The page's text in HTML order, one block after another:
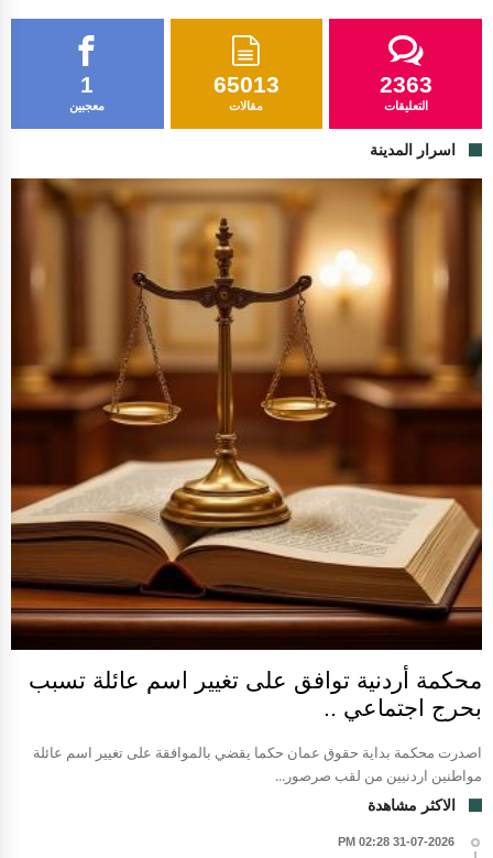
1
معجبين
65013
مقالات
2363
التعليقات
اسرار المدينة
محكمة أردنية توافق على تغيير اسم عائلة تسبب
بحرج اجتماعي ..
اصدرت محكمة بداية حقوق عمان حكما يقضي بالموافقة على تغيير اسم عائلة
مواطنين اردنيين من لقب صرصور...
الاكثر مشاهدة
31-07-2026 02:28 PM